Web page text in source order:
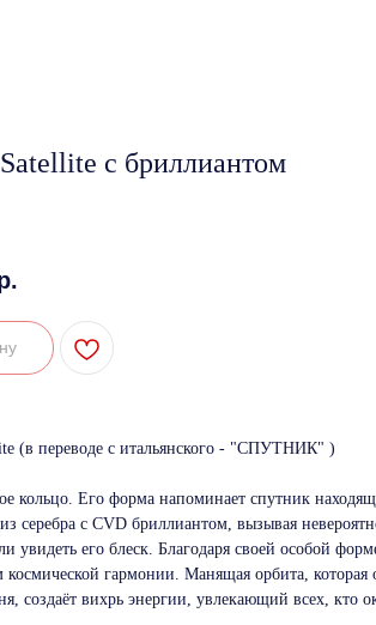
с бриллиантом
(в переводе с итальянского - "СПУТНИК" )
кольцо. Его форма напоминает спутник
серебра с CVD бриллиантом, вызывая
увидеть его блеск. Благодаря своей особой
гармонии. Манящая орбита, которая
создаёт вихрь энергии, увлекающий всех, кто